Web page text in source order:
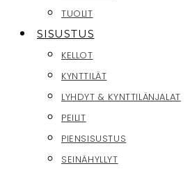
TUOLIT
SISUSTUS
KELLOT
KYNTTILÄT
LYHDYT & KYNTTILÄNJALAT
PEILIT
PIENSISUSTUS
SEINÄHYLLYT